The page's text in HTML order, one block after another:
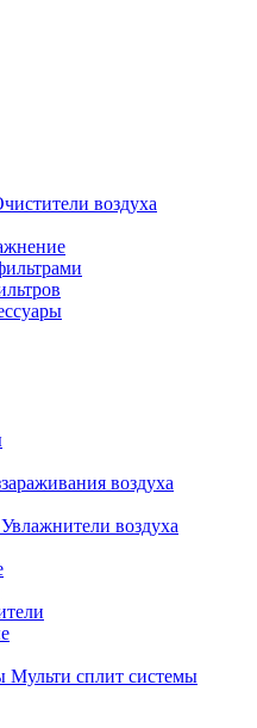
воздуха
воздуха
Увлажнители воздуха
Мульти сплит системы